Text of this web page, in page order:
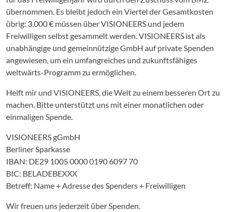
übernommen. Es bleibt jedoch ein Viertel der Gesamtkosten
übrig: 3.000 € müssen über VISIONEERS und jedem
Freiwilligen selbst gesammelt werden. VISIONEERS ist als
unabhängige und gemeinnützige GmbH auf private Spenden
angewiesen, um ein umfangreiches und zukunftsfähiges
weltwärts-Programm zu ermöglichen.
Helft mir und VISIONEERS, die Welt zu einem besseren Ort zu
machen. Bitte unterstützt uns mit einer monatlichen oder
einmaligen Spende.
VISIONEERS gGmbH
Berliner Sparkasse
IBAN: DE29 1005 0000 0190 6097 70
BIC: BELADEBEXXX
Betreff: Name + Adresse des Spenders + Freiwilligen
Wir freuen uns jederzeit über Spenden.